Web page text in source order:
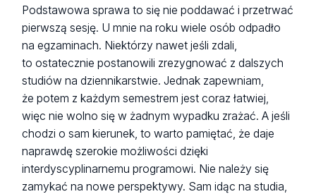
Podstawowa sprawa to się nie poddawać i przetrwać
pierwszą sesję. U mnie na roku wiele osób odpadło
na egzaminach. Niektórzy nawet jeśli zdali,
to ostatecznie postanowili zrezygnować z dalszych
studiów na dziennikarstwie. Jednak zapewniam,
że potem z każdym semestrem jest coraz łatwiej,
więc nie wolno się w żadnym wypadku zrażać. A jeśli
chodzi o sam kierunek, to warto pamiętać, że daje
naprawdę szerokie możliwości dzięki
interdyscyplinarnemu programowi. Nie należy się
zamykać na nowe perspektywy. Sam idąc na studia,